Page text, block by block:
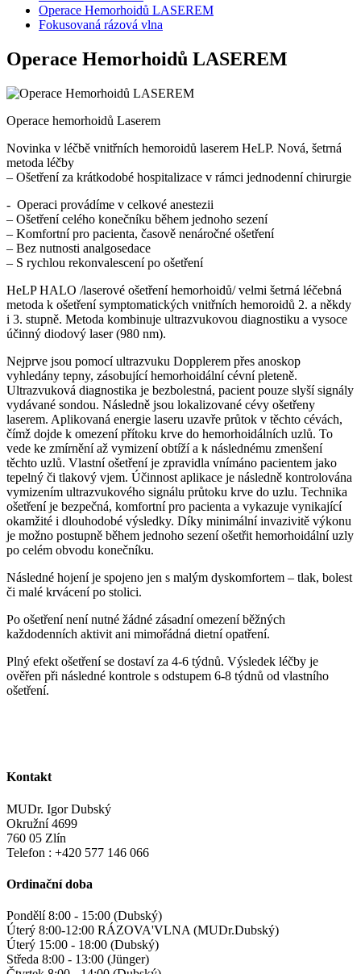
Operace Hemorhoidů LASEREM
Fokusovaná rázová vlna
Operace Hemorhoidů LASEREM
Operace hemorhoidů Laserem
Novinka v léčbě vnitřních hemoroidů laserem HeLP. Nová, šetrná
metoda léčby
– Ošetření za krátkodobé hospitalizace v rámci jednodenní chirurgie
- Operaci provádíme v celkové anestezii
– Ošetření celého konečníku během jednoho sezení
– Komfortní pro pacienta, časově nenáročné ošetření
– Bez nutnosti analgosedace
– S rychlou rekonvalescení po ošetření
HeLP HALO /laserové ošetření hemorhoidů/ velmi šetrná léčebná
metoda k ošetření symptomatických vnitřních hemoroidů 2. a někdy
i 3. stupně. Metoda kombinuje ultrazvukovou diagnostiku a vysoce
účinný diodový laser (980 nm).
Nejprve jsou pomocí ultrazvuku Dopplerem přes anoskop
vyhledány tepny, zásobující hemorhoidální cévní pleteně.
Ultrazvuková diagnostika je bezbolestná, pacient pouze slyší signály
vydávané sondou. Následně jsou lokalizované cévy ošetřeny
laserem. Aplikovaná energie laseru uzavře průtok v těchto cévách,
čímž dojde k omezení přítoku krve do hemorhoidálních uzlů. To
vede ke zmírnění až vymizení obtíží a k následnému zmenšení
těchto uzlů. Vlastní ošetření je zpravidla vnímáno pacientem jako
tepelný či tlakový vjem. Účinnost aplikace je následně kontrolována
vymizením ultrazvukového signálu průtoku krve do uzlu. Technika
ošetření je bezpečná, komfortní pro pacienta a vykazuje vynikající
okamžité i dlouhodobé výsledky. Díky minimální invazivitě výkonu
je možno postupně během jednoho sezení ošetřit hemorhoidální uzly
po celém obvodu konečníku.
Následné hojení je spojeno jen s malým dyskomfortem – tlak, bolest
či malé krvácení po stolici.
Po ošetření není nutné žádné zásadní omezení běžných
každodenních aktivit ani mimořádná dietní opatření.
Plný efekt ošetření se dostaví za 4-6 týdnů. Výsledek léčby je
ověřen při následné kontrole s odstupem 6-8 týdnů od vlastního
ošetření.
Kontakt
MUDr. Igor Dubský
Okružní 4699
760 05 Zlín
Telefon : +420 577 146 066
Ordinační doba
Pondělí 8:00 - 15:00 (Dubský)
Úterý 8:00-12:00 RÁZOVA'VLNA (MUDr.Dubský)
Úterý 15:00 - 18:00 (Dubský)
Středa 8:00 - 13:00 (Jünger)